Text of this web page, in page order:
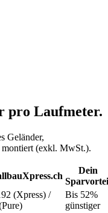
pro Laufmeter.
Geländer,
montiert (exkl. MwSt.).
Dein
(Xpress) /
Bis 52%
günstiger